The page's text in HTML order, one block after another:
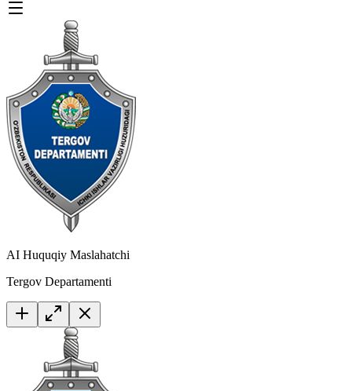
AI Huquqiy Maslahatchi
Tergov Departamenti